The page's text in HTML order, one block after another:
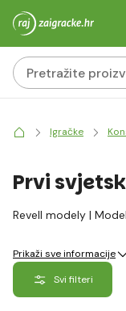
Igračke
Prvi
Revell modely |
Prikaži sve informacije
Svi filteri